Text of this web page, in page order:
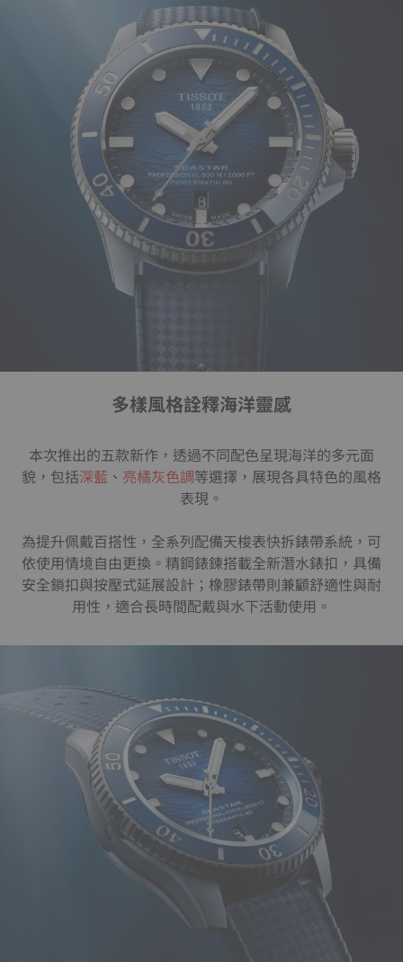
多樣風格詮釋海洋靈感
本次推出的五款新作，透過不同配色呈現海洋的多元面
貌，包括深藍 、 亮橘灰色調等選擇，展現各具特色的風格
表現。
為提升佩戴百搭性，全系列配備天梭表快拆錶帶系統，可
依使用情境自由更換。精鋼錶鍊搭載全新潛水錶扣，具備
安全鎖扣與按壓式延展設計；橡膠錶帶則兼顧舒適性與耐
用性，適合長時間配戴與水下活動使用。